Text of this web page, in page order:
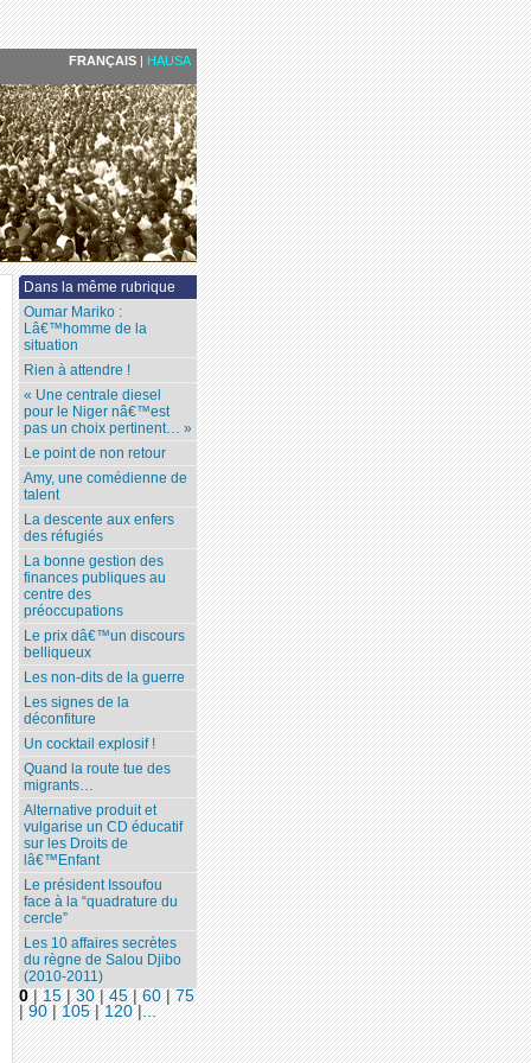
Dans la même rubrique
Oumar Mariko :
Lâ€™homme de la
situation
Rien à attendre !
« Une centrale diesel
pour le Niger nâ€™est
pas un choix pertinent… »
Le point de non retour
Amy, une comédienne de
talent
La descente aux enfers
des réfugiés
La bonne gestion des
finances publiques au
centre des
préoccupations
Le prix dâ€™un discours
belliqueux
Les non-dits de la guerre
Les signes de la
déconfiture
Un cocktail explosif !
Quand la route tue des
migrants…
Alternative produit et
vulgarise un CD éducatif
sur les Droits de
lâ€™Enfant
Le président Issoufou
face à la “quadrature du
cercle”
Les 10 affaires secrètes
du règne de Salou Djibo
(2010-2011)
0|15|30|45|60|75
|90|105|120|...
FRANÇAIS HAUSA